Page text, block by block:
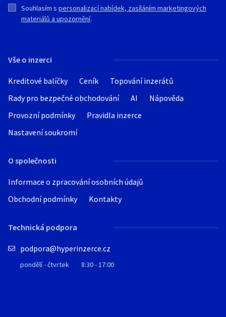
Vše o inzerci
Kreditové balíčky Ceník
Topování inzerátů
Rady pro bezpečné obchodování
AI
Nápověda
Provozní podmínky
Pravidla inzerce
Nastavení soukromí
O společnosti
Informace o zpracování osobních údajů
Obchodní podmínky
Kontakty
Technická podpora
podpora@hyperinzerce.cz
pondělí - čtvrtek 8:30 - 17:00
Souhlasím s personalizací nabídek, zasíláním marketingových
materiálů a upozornění.